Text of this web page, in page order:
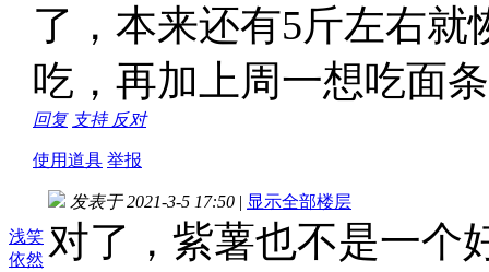
了，本来还有5斤左右
吃，再加上周一想吃面
回复 支持 反对
使用道具 举报
浅笑
依然
发表于 2021-3-5 17:50 | 显示全部楼层
对了，紫薯也不是一个